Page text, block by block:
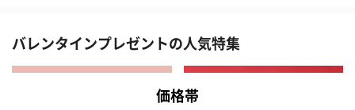
バレンタインプレゼントの人気特集